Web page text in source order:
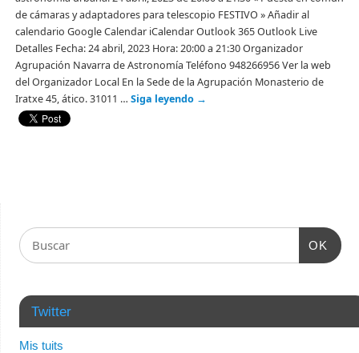
de cámaras y adaptadores para telescopio FESTIVO » Añadir al
calendario Google Calendar iCalendar Outlook 365 Outlook Live
Detalles Fecha: 24 abril, 2023 Hora: 20:00 a 21:30 Organizador
Agrupación Navarra de Astronomía Teléfono 948266956 Ver la web
del Organizador Local En la Sede de la Agrupación Monasterio de
Iratxe 45, ático. 31011 … Siga leyendo →
OK
Twitter
Mis tuits